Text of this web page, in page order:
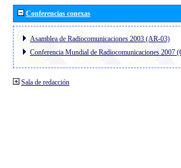
Conferencias conexas
Asamblea de Radiocomunicaciones 2003 (AR-03)
Conferencia Mundial de Radiocomunicaciones 2007
Sala de redacción